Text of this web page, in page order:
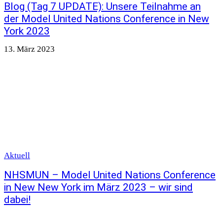
Blog (Tag 7 UPDATE): Unsere Teilnahme an
der Model United Nations Conference in New
York 2023
13. März 2023
Aktuell
NHSMUN – Model United Nations Conference
in New New York im März 2023 – wir sind
dabei!